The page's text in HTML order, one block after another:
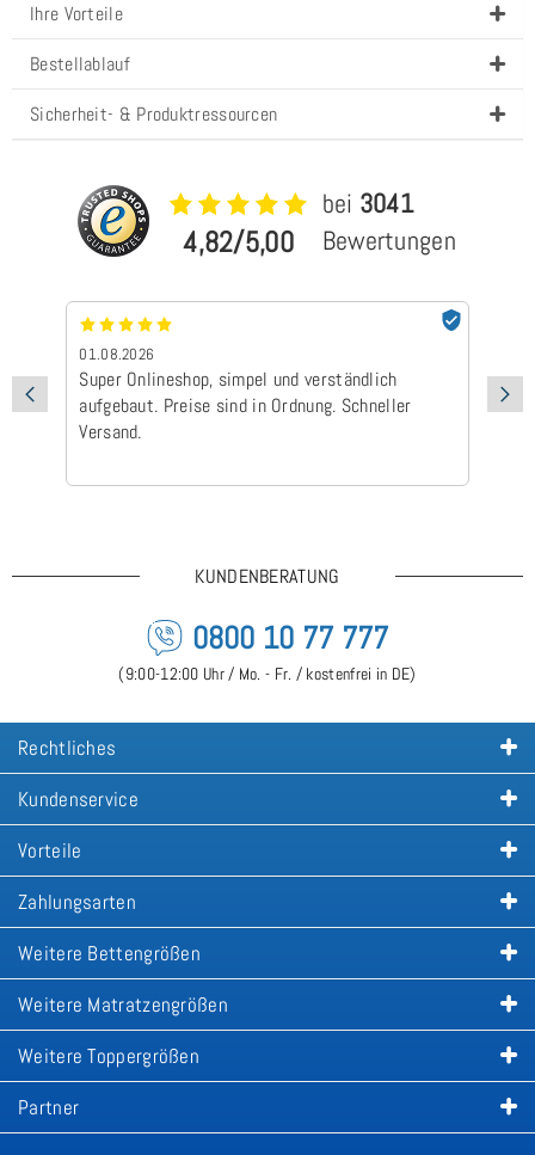
Ihre Vorteile
Bestellablauf
Sicherheit- & Produktressourcen
4,82/5,00
bei 3041
Bewertungen
01.08.2026
Super Onlineshop, simpel und verständlich
aufgebaut. Preise sind in Ordnung. Schneller
Versand.
KUNDENBERATUNG
0800 10 77 777
(9:00-12:00 Uhr / Mo. - Fr. / kostenfrei in DE)
Rechtliches
Kundenservice
Vorteile
Zahlungsarten
Weitere Bettengrößen
Weitere Matratzengrößen
Weitere Toppergrößen
Partner